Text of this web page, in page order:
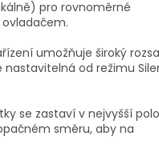
pro rovnoměrné
umožňuje široký
od režimu
se zastaví v nejvyšší
směru, aby na